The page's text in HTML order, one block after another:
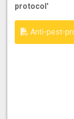
protocol'
Anti-pest-